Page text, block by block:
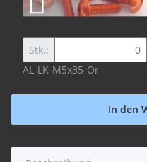
Stk.:
AL-LK-M5x35-Or
In den